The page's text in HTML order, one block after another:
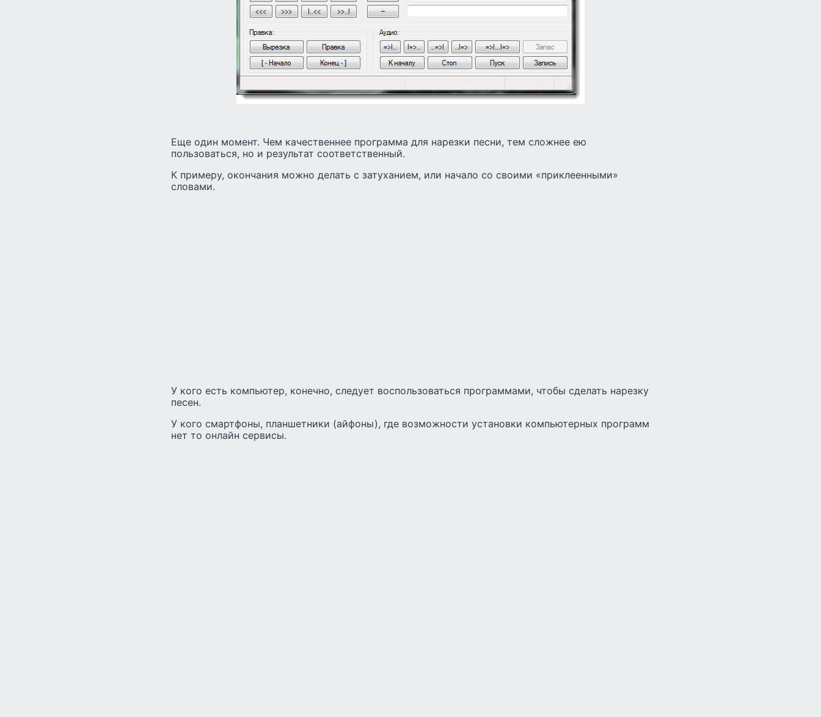
Еще один момент. Чем качественнее программа для нарезки песни, тем сложнее ею
пользоваться, но и результат соответственный.
К примеру, окончания можно делать с затуханием, или начало со своими «приклеенными»
словами.
У кого есть компьютер, конечно, следует воспользоваться программами, чтобы сделать нарезку
песен.
У кого смартфоны, планшетники (айфоны), где возможности установки компьютерных программ
нет то онлайн сервисы.